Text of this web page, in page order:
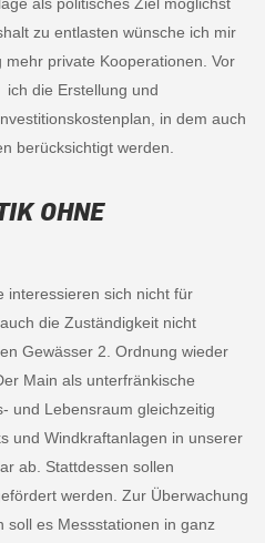
als politisches Ziel möglichst
zu entlasten wünsche ich mir
mehr private Kooperationen. Vor
die Erstellung und
in dem auch
berücksichtigt werden.
OHNE
interessieren sich nicht für
die Zuständigkeit nicht
Gewässer 2. Ordnung wieder
Main als unterfränkische
und Lebensraum gleichzeitig
und Windkraftanlagen in unserer
ab. Stattdessen sollen
werden. Zur Überwachung
soll es Messstationen in ganz